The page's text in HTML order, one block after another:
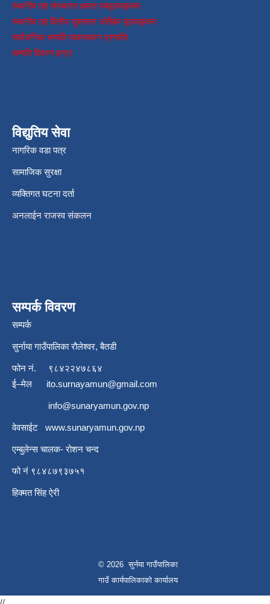
स्थानीय तह संस्थागत क्षमता स्वमूल्याङ्कन
स्थानीय तह वित्तीय सुशासन जोखिम मूल्याङ्कन
सार्वजनिक सम्पति व्यवस्थापन प्रणालि
सम्पति विवरण इन्ट्र
विद्युतिय सेवा
नागरिक वडा पत्र
सामाजिक सुरक्षा
व्यक्तिगत घटना दर्ता
अनलाईन राजस्व संकलन
सम्पर्क विवरण
सम्पर्क
सुर्नाया गाउँपालिका रौलेश्वर, बैतडी
फोन नं.
९८४२२४७८६४
ई–मेल ito.surnayamun@gmail.com
info@sunaryamun.gov.np
वेवसाईट www.sunaryamun.gov.np
एम्बुलेन्स चालक- रोशन चन्द
फो नं ९८४८७९३७५१
हिक्मत सिंह ऐरी
© 2026 सुर्नया गाउँपालिका
गाउँ कार्यपालिकाकाे कार्यालय